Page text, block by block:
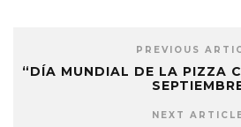
PREVIOUS
“DÍA MUNDIAL DE LA PIZZA
NEXT